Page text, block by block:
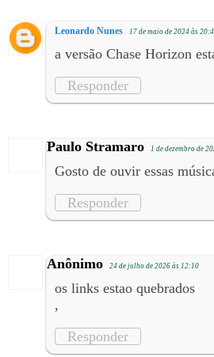
Leonardo Nunes 17 de maio de 2024 às
a versão Chase Horizon
Responder
Paulo Stramaro 1 de dezembro de
Gosto de ouvir essas
Responder
Anônimo 24 de julho de 2026 às 12:10
os links estao quebrados
,
Responder